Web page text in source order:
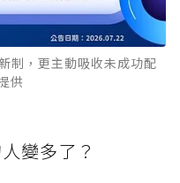
制，更主動吸收未成功配
供
變多了？